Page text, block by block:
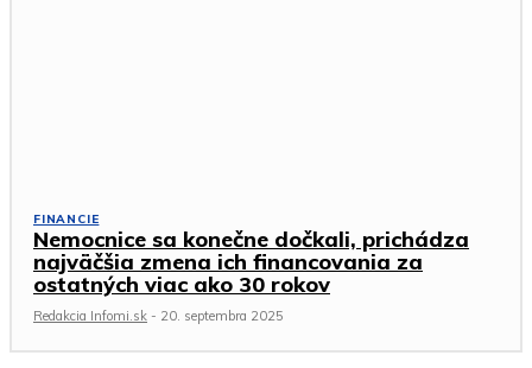
FINANCIE
Nemocnice sa konečne dočkali, prichádza
najväčšia zmena ich financovania za
ostatných viac ako 30 rokov
Redakcia Infomi.sk - 20. septembra 2025